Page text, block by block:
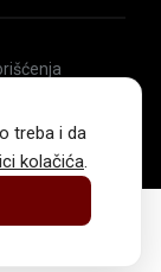
treba i da
kolačića.